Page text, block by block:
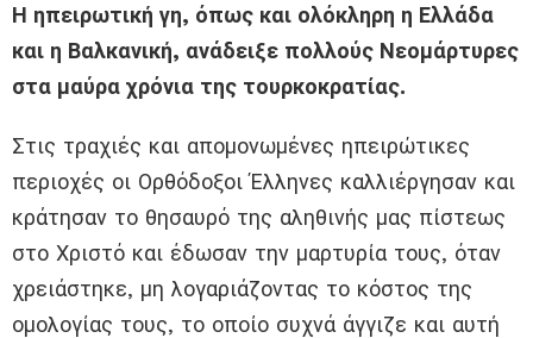
Η ηπειρωτική γη, όπως και ολόκληρη η Ελλάδα
και η Βαλκανική, ανάδειξε πολλούς Νεομάρτυρες
στα μαύρα χρόνια της τουρκοκρατίας.
Στις τραχιές και απομονωμένες ηπειρώτικες
περιοχές οι Ορθόδοξοι Έλληνες καλλιέργησαν και
κράτησαν το θησαυρό της αληθινής μας πίστεως
στο Χριστό και έδωσαν την μαρτυρία τους, όταν
χρειάστηκε, μη λογαριάζοντας το κόστος της
ομολογίας τους, το οποίο συχνά άγγιζε και αυτή